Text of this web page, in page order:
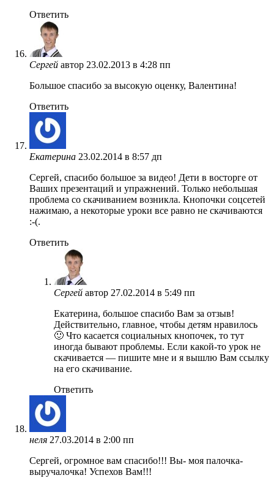
Ответить
Сергей автор 23.02.2013 в 4:28 пп
Большое спасибо за высокую оценку, Валентина!
Ответить
Екатерина 23.02.2014 в 8:57 дп
Сергей, спасибо большое за видео! Дети в восторге от
Ваших презентаций и упражнений. Только небольшая
проблема со скачиванием возникла. Кнопочки соцсетей
нажимаю, а некоторые уроки все равно не скачиваются
:-(.
Ответить
Сергей автор 27.02.2014 в 5:49 пп
Екатерина, большое спасибо Вам за отзыв!
Действительно, главное, чтобы детям нравилось
🙂 Что касается социальных кнопочек, то тут
иногда бывают проблемы. Если какой-то урок не
скачивается — пишите мне и я вышлю Вам ссылку
на его скачивание.
Ответить
неля 27.03.2014 в 2:00 пп
Сергей, огромное вам спасибо!!! Вы- моя палочка-
выручалочка! Успехов Вам!!!